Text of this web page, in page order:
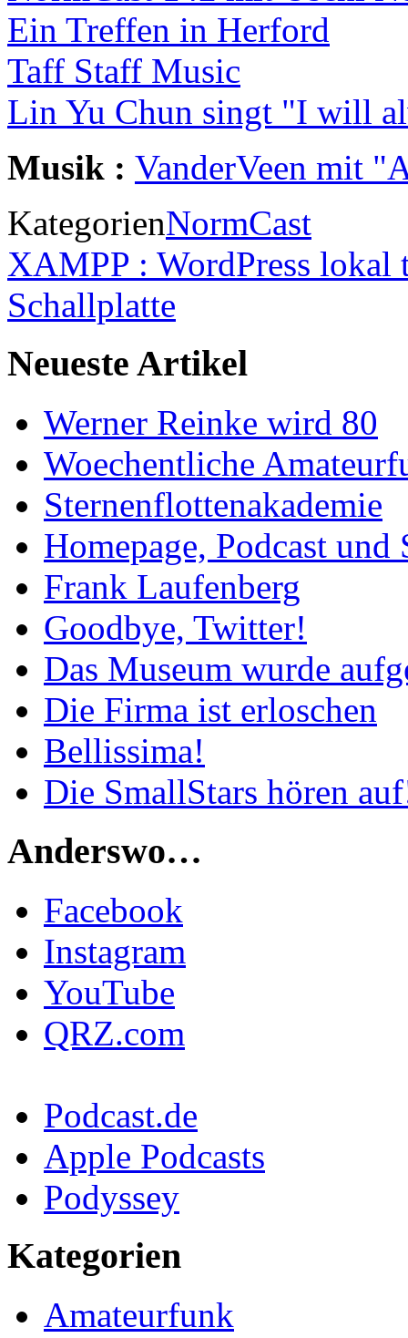
Ein Treffen in Herford
Taff Staff Music
Lin Yu Chun singt "I will
Musik : VanderVeen mit
KategorienNormCast
XAMPP : WordPress lokal
Schallplatte
Neueste Artikel
Werner Reinke wird 80
Woechentliche
Sternenflottenakademie
Homepage, Podcast
Frank Laufenberg
Goodbye, Twitter!
Das Museum wurde
Die Firma ist erloschen
Bellissima!
Die SmallStars hören
Anderswo…
Facebook
Instagram
YouTube
QRZ.com
Podcast.de
Apple Podcasts
Podyssey
Kategorien
Amateurfunk